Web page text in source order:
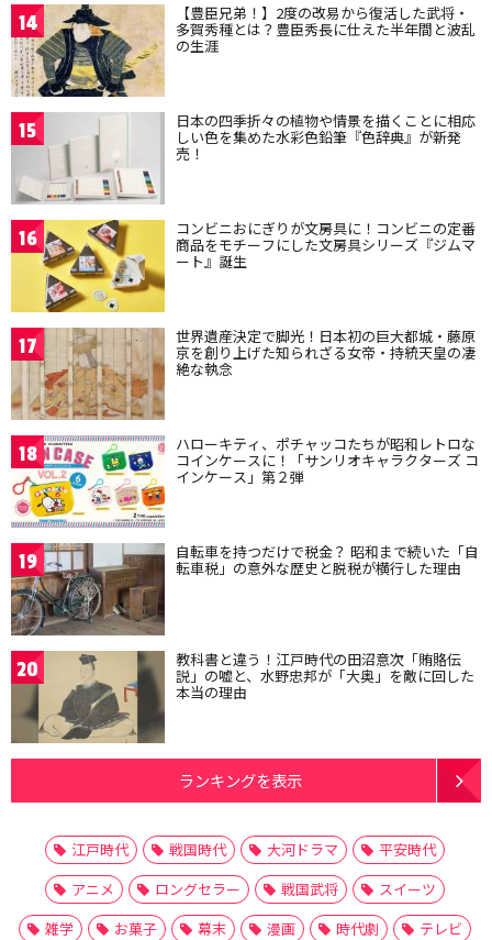
14 【豊臣兄弟！】2度の改易から復活した武将・
多賀秀種とは？豊臣秀長に仕えた半年間と波乱
の生涯
15 日本の四季折々の植物や情景を描くことに相応
しい色を集めた水彩色鉛筆『色辞典』が新発
売！
16 コンビニおにぎりが文房具に！コンビニの定番
商品をモチーフにした文房具シリーズ『ジムマ
ート』誕生
17 世界遺産決定で脚光！日本初の巨大都城・藤原
京を創り上げた知られざる女帝・持統天皇の凄
絶な執念
18 ハローキティ、ポチャッコたちが昭和レトロな
コインケースに！「サンリオキャラクターズ コ
インケース」第２弾
19 自転車を持つだけで税金？ 昭和まで続いた「自
転車税」の意外な歴史と脱税が横行した理由
20 教科書と違う！江戸時代の田沼意次「賄賂伝
説」の嘘と、水野忠邦が「大奥」を敵に回した
本当の理由
ランキングを表示
江戸時代 戦国時代 大河ドラマ
平安時代
アニメ
ロングセラー 戦国武将
スイーツ
雑学
お菓子 幕末 漫画 時代劇
テレビ